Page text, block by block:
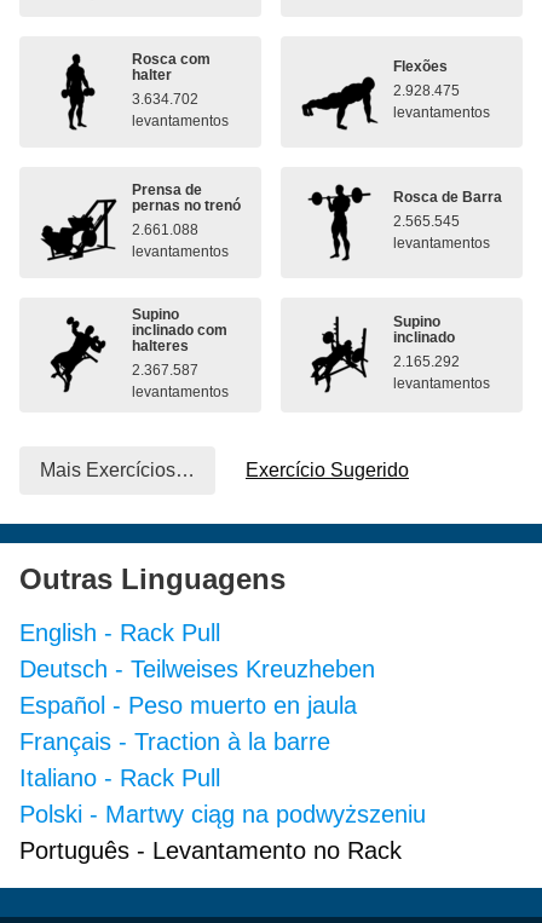
Rosca com
halter
3.634.702
levantamentos
Flexões
2.928.475
levantamentos
Prensa de
pernas no trenó
2.661.088
levantamentos
Rosca de Barra
2.565.545
levantamentos
Supino
inclinado com
halteres
2.367.587
levantamentos
Supino
inclinado
2.165.292
levantamentos
Mais Exercícios… Exercício Sugerido
Outras Linguagens
English - Rack Pull
Deutsch - Teilweises Kreuzheben
Español - Peso muerto en jaula
Français - Traction à la barre
Italiano - Rack Pull
Polski - Martwy ciąg na podwyższeniu
Português - Levantamento no Rack